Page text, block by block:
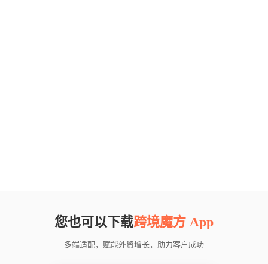
您也可以下载跨境魔方 App
多端适配，赋能外贸增长，助力客户成功